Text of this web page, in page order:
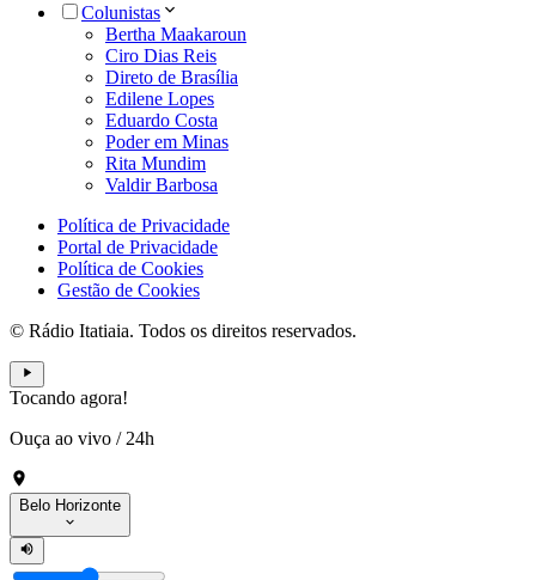
Colunistas
Bertha Maakaroun
Ciro Dias Reis
Direto de Brasília
Edilene Lopes
Eduardo Costa
Poder em Minas
Rita Mundim
Valdir Barbosa
Política de Privacidade
Portal de Privacidade
Política de Cookies
Gestão de Cookies
© Rádio Itatiaia. Todos os direitos reservados.
Tocando agora!
Ouça ao vivo / 24h
Belo Horizonte